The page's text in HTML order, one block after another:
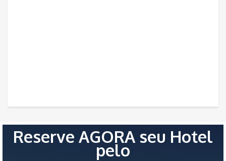
Reserve AGORA seu Hotel
pelo